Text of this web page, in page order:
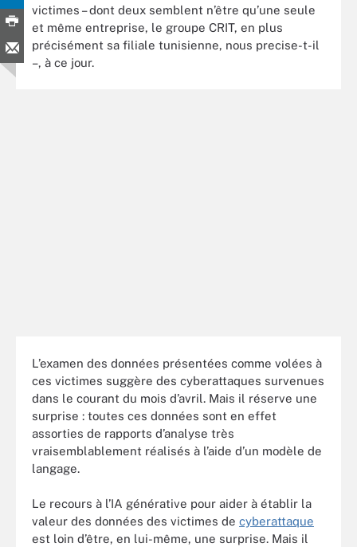
victimes – dont deux semblent n’être qu’une seule
et même entreprise, le groupe CRIT, en plus
précisément sa filiale tunisienne, nous precise-t-il
–, à ce jour.
L’examen des données présentées comme volées à
ces victimes suggère des cyberattaques survenues
dans le courant du mois d’avril. Mais il réserve une
surprise : toutes ces données sont en effet
assorties de rapports d’analyse très
vraisemblablement réalisés à l’aide d’un modèle de
langage.
Le recours à l’IA générative pour aider à établir la
valeur des données des victimes de cyberattaque
est loin d’être, en lui-même, une surprise. Mais il